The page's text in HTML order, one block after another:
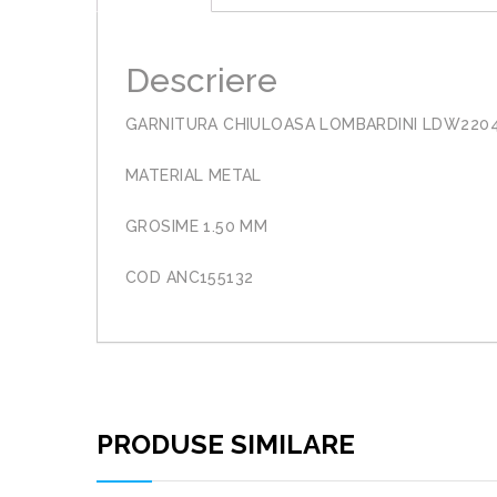
Descriere
GARNITURA CHIULOASA LOMBARDINI
MATERIAL METAL
GROSIME 1.50 MM
COD ANC155132
PRODUSE SIMILARE